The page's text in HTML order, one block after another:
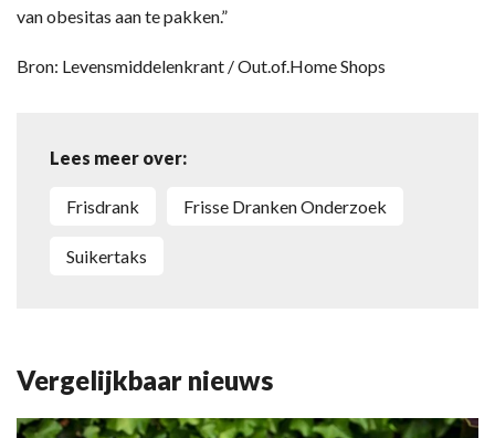
van obesitas aan te pakken.”
Bron: Levensmiddelenkrant / Out.of.Home Shops
Lees meer over:
frisdrank Frisse Dranken Onderzoek
suikertaks
Vergelijkbaar nieuws